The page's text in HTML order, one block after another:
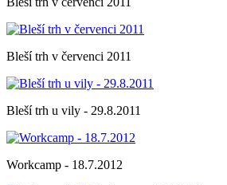
Bleší trh v červenci 2011
Bleší trh u vily - 29.8.2011
Workcamp - 18.7.2012